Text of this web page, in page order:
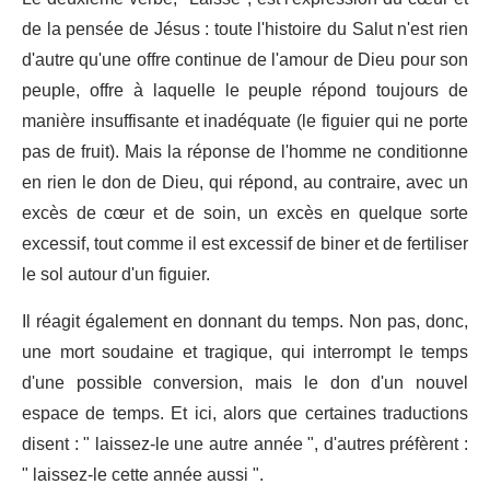
de la pensée de Jésus : toute l'histoire du Salut n'est rien
d'autre qu'une offre continue de l'amour de Dieu pour son
peuple, offre à laquelle le peuple répond toujours de
manière insuffisante et inadéquate (le figuier qui ne porte
pas de fruit). Mais la réponse de l'homme ne conditionne
en rien le don de Dieu, qui répond, au contraire, avec un
excès de cœur et de soin, un excès en quelque sorte
excessif, tout comme il est excessif de biner et de fertiliser
le sol autour d'un figuier.
Il réagit également en donnant du temps. Non pas, donc,
une mort soudaine et tragique, qui interrompt le temps
d'une possible conversion, mais le don d'un nouvel
espace de temps. Et ici, alors que certaines traductions
disent : " laissez-le une autre année ", d'autres préfèrent :
" laissez-le cette année aussi ".